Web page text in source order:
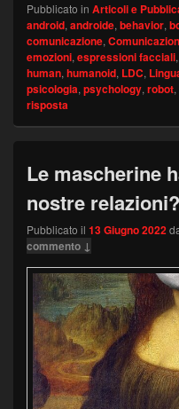
Pubblicato in Articoli e
android, androide, behavior,
comunicazione,
emozioni, espressioni facciali,
human, humanoid, LDC,
psicologia, psychology, robot,
risposta
Le mascherine
nostre relazioni?
Pubblicato il 13 Giugno 2022
commento ↓